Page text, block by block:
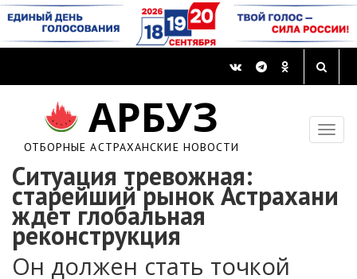
АРБУЗ
ОТБОРНЫЕ АСТРАХАНСКИЕ НОВОСТИ
Ситуация тревожная:
старейший рынок Астрахани
ждет глобальная
реконструкция
Он должен стать точкой